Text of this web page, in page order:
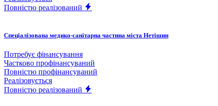
Повністю реалізований
Спеціалізована медико-санітарна частина міста Нетішин
Потребує фінансування
Частково профінансуваний
Повністю профінансуваний
Реалізовується
Повністю реалізований